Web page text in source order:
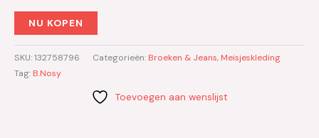
NU KOPEN
SKU:132758796 Categorieën: Broeken & Jeans, Meisjeskleding
Tag: B.Nosy
Toevoegen aan wenslijst